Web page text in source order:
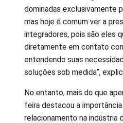
dominadas exclusivamente
mas hoje é comum ver a
integradores, pois são eles
diretamente em contato
entendendo suas
soluções sob medida”,
No entanto, mais do que
feira destacou a
relacionamento na indústria